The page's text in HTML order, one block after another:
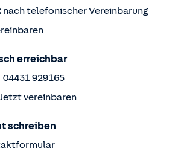
nach telefonischer Vereinbarung
erreichbar
04431 929165
vereinbaren
schreiben